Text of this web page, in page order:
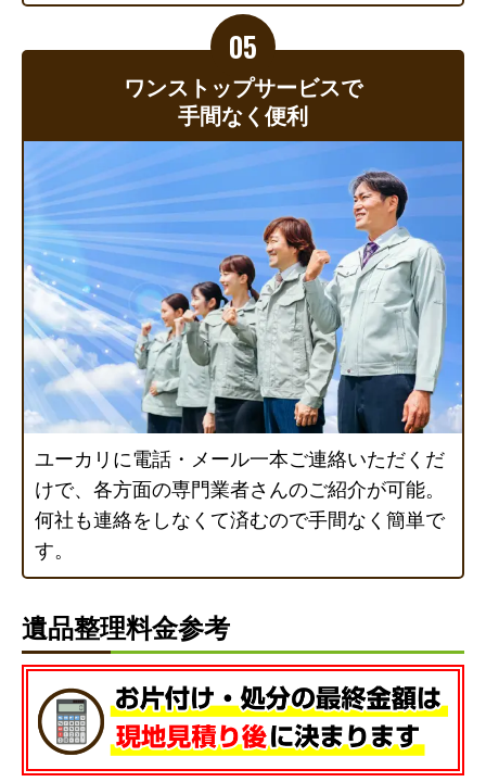
ワンストップサービスで
手間なく便利
ユーカリに電話・メール一本ご連絡いただくだ
けで、各方面の専門業者さんのご紹介が可能。
何社も連絡をしなくて済むので手間なく簡単で
す。
遺品整理料金参考